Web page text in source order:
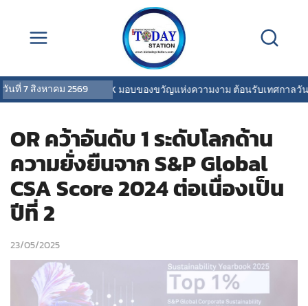
วันที่7 สิงหาคม 2569
COVERMARK มอบของขวัญแห่งความงาม ต้อนรับเทศกาลวันแม่
OR คว้าอันดับ 1 ระดับโลกด้าน
ความยั่งยืนจาก S&P Global
CSA Score 2024 ต่อเนื่องเป็น
ปีที่ 2
23/05/2025